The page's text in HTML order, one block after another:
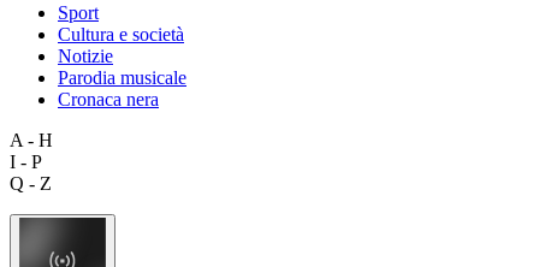
Sport
Cultura e società
Notizie
Parodia musicale
Cronaca nera
A - H
I - P
Q - Z